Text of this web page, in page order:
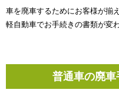
車を廃車するためにお客様が揃
軽自動車でお手続きの書類が変
普通車の廃